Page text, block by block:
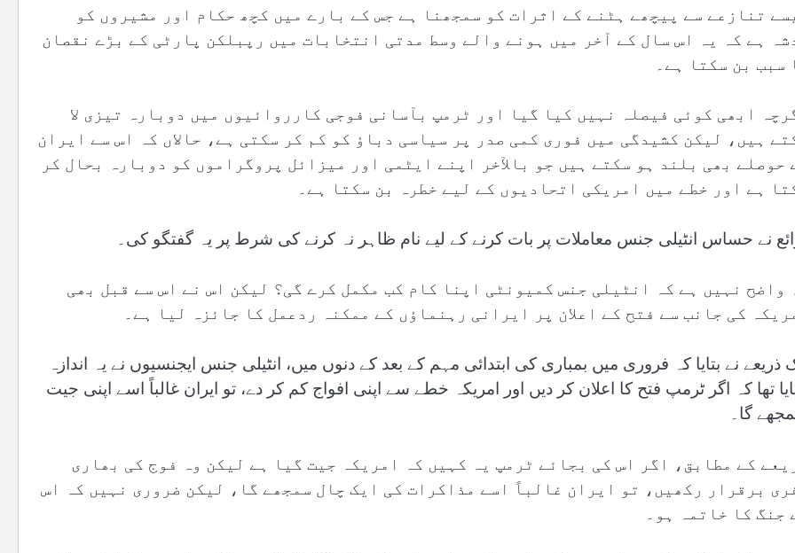
تنازعے سے پیچھے ہٹنے کے اثرات کو سمجھنا ہے جس کے بارے میں کچھ حکام اور مشیروں کو
ہے کہ یہ اس سال کے آخر میں ہونے والے وسط مدتی انتخابات میں رپبلکن پارٹی کے بڑے نقصان
سبب بن سکتا ہے۔
ابھی کوئی فیصلہ نہیں کیا گیا اور ٹرمپ بآسانی فوجی کارروائیوں میں دوبارہ تیزی لا
ہیں، لیکن کشیدگی میں فوری کمی صدر پر سیاسی دباؤ کو کم کر سکتی ہے، حالاں کہ اس سے ایران
حوصلے بھی بلند ہو سکتے ہیں جو بالآخر اپنے ایٹمی اور میزائل پروگراموں کو دوبارہ بحال کر
ہے اور خطے میں امریکی اتحادیوں کے لیے خطرہ بن سکتا ہے۔
نے حساس انٹیلی جنس معاملات پر بات کرنے کے لیے نام ظاہر نہ کرنے کی شرط پر یہ گفتگو کی۔
واضح نہیں ہے کہ انٹیلی جنس کمیونٹی اپنا کام کب مکمل کرے گی؟ لیکن اس نے اس سے قبل بھی
کی جانب سے فتح کے اعلان پر ایرانی رہنماؤں کے ممکنہ ردعمل کا جائزہ لیا ہے۔
ذریعے نے بتایا کہ فروری میں بمباری کی ابتدائی مہم کے بعد کے دنوں میں، انٹیلی جنس ایجنسیوں نے یہ اندازہ
تھا کہ اگر ٹرمپ فتح کا اعلان کر دیں اور امریکہ خطے سے اپنی افواج کم کر دے، تو ایران غالباً اسے اپنی جیت
گا۔
کے مطابق، اگر اس کی بجائے ٹرمپ یہ کہیں کہ امریکہ جیت گیا ہے لیکن وہ فوج کی بھاری
برقرار رکھیں، تو ایران غالباً اسے مذاکرات کی ایک چال سمجھے گا، لیکن ضروری نہیں کہ اس
جنگ کا خاتمہ ہو۔